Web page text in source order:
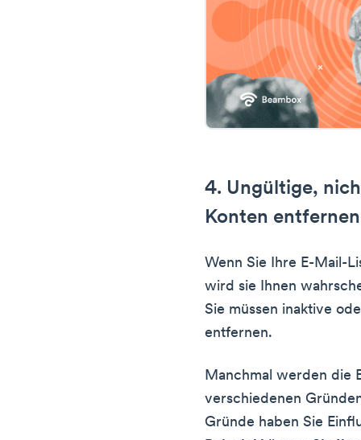
4. Ungültige,
Konten entfernen
Wenn Sie Ihre E-Mail-
wird sie Ihnen
Sie müssen inaktive
entfernen.
Manchmal werden die
verschiedenen
Gründe haben Sie